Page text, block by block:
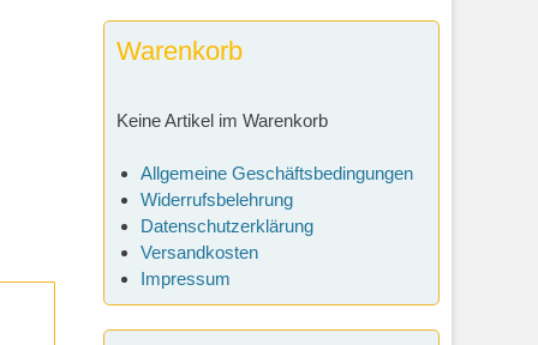
Warenkorb
Keine Artikel im Warenkorb
Allgemeine Geschäftsbedingungen
Widerrufsbelehrung
Datenschutzerklärung
Versandkosten
Impressum